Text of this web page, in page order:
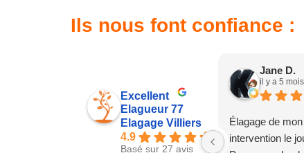
Ils nous font confiance :
Excellent
Elagueur 77
Elagage Villiers
4.9
Basé sur 27 avis
Jane D.
il y a 5 mois
Élagage de
intervention le